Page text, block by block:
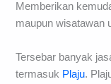
Memberikan
maupun wisatawan
Tersebar banyak
termasuk Plaju.